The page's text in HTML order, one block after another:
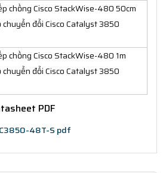
chồng Cisco StackWise-480 50cm
chuyển đổi Cisco Catalyst 3850
chồng Cisco StackWise-480 1m
chuyển đổi Cisco Catalyst 3850
PDF
48T-S pdf